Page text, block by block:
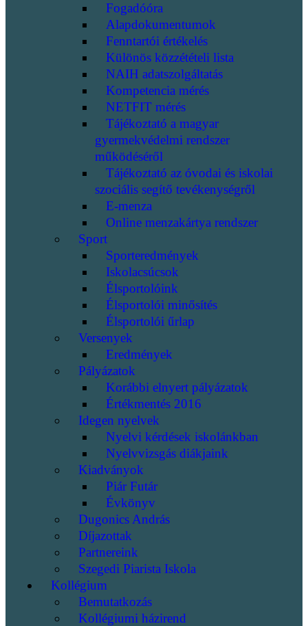
Fogadóóra
Alapdokumentumok
Fenntartói értékelés
Különös közzétételi lista
NAIH adatszolgáltatás
Kompetencia mérés
NETFIT mérés
Tájékoztató a magyar
gyermekvédelmi rendszer
működéséről
Tájékoztató az óvodai és iskolai
szociális segítő tevékenységről
E-menza
Online menzakártya rendszer
Sport
Sporteredmények
Iskolacsúcsok
Élsportolóink
Élsportolói minősítés
Élsportolói űrlap
Versenyek
Eredmények
Pályázatok
Korábbi elnyert pályázatok
Értékmentés 2016
Idegen nyelvek
Nyelvi kérdések iskolánkban
Nyelvvizsgás diákjaink
Kiadványok
Piár Futár
Évkönyv
Dugonics András
Díjazottak
Partnereink
Szegedi Piarista Iskola
Kollégium
Bemutatkozás
Kollégiumi házirend